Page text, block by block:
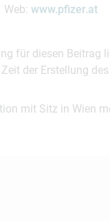
Web: www.pfizer.at
für diesen Beitrag
der Erstellung
mit Sitz in Wien